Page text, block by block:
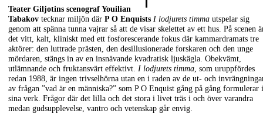
Teater Giljotins scenograf Youilian
Tabakov tecknar miljön där P O Enquists I lodjurets timma utspelar sig
genom att spänna tunna vajrar så att de visar skelettet av ett hus. På scenen
det vitt, kalt, kliniskt med ett fosforescerande fokus där kammardramats tre
aktörer: den luttrade prästen, den desillusionerade forskaren och den unge
mördaren, stängs in av en insnävande kvadratisk ljuskägla. Obekvämt,
utlämnande och fruktansvärt effektivt. I lodjurets timma, som uruppfördes
redan 1988, är ingen trivselhörna utan en i raden av de ut- och
av frågan ”vad är en människa?” som P O Enquist gång på gång formulerar i
sina verk. Frågor där det lilla och det stora i livet träs i och över varandra
medan gudsupplevelse, vantro och vetenskap går envig.